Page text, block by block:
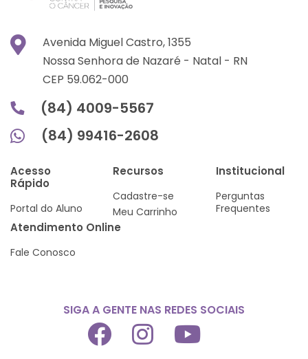
Avenida Miguel Castro, 1355
Nossa Senhora de Nazaré - Natal - RN
CEP 59.062-000
(84) 4009-5567
(84) 99416-2608
Acesso
Rápido
Portal do Aluno
Recursos
Cadastre-se
Meu Carrinho
Institucional
Perguntas
Frequentes
Atendimento Online
Fale Conosco
SIGA A GENTE NAS REDES SOCIAIS